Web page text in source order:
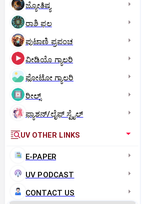
ಜ್ಯೋತಿಷ್ಯ
ರಾಶಿ ಫಲ
ಪುಟಾಣಿ ಪ್ರಪಂಚ
ವೀಡಿಯೊ ಗ್ಯಾಲರಿ
ಫೋಟೋ ಗ್ಯಾಲರಿ
ರೀಲ್ಸ್
ಫ್ಯಾಶನ್/ಲೈಫ್‌ ಸ್ಟೈಲ್
UV OTHER LINKS
E-PAPER
UV PODCAST
CONTACT US